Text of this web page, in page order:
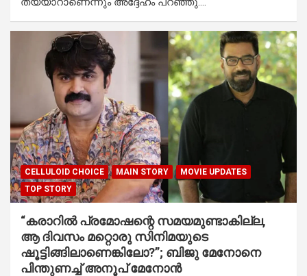
CELLULOID CHOICE MAIN STORY
MOVIE UPDATES
TOP STORY
“കരാറിൽ പ്രമോഷന്റെ സമയമുണ്ടാകില്ല,
ആ ദിവസം മറ്റൊരു സിനിമയുടെ
ഷൂട്ടിങ്ങിലാണെങ്കിലോ?”; ബിജു മേനോനെ
പിന്തുണച്ച് അനൂപ് മേനോന്‍